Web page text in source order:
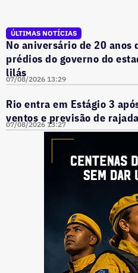
ÚLTIMAS NOTÍCIAS
No aniversário de 20 anos
prédios do governo do
lilás
07/08/2026 13:29
Rio entra em Estágio 3
ventos e previsão de
07/08/2026 13:27